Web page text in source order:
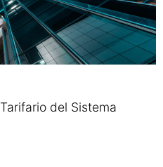
del Sistema